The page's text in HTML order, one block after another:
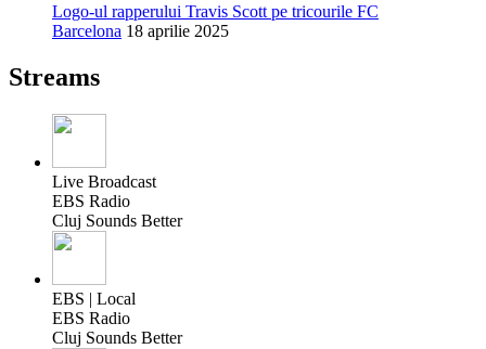
Logo-ul rapperului Travis Scott pe tricourile FC
Barcelona 18 aprilie 2025
Streams
Live Broadcast
EBS Radio
Cluj Sounds Better
EBS | Local
EBS Radio
Cluj Sounds Better